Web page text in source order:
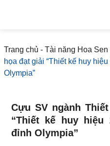
Trang chủ - Tài năng Hoa Sen
họa đạt giải “Thiết kế huy
Olympia”
Cựu SV ngành
“Thiết kế huy
đỉnh Olympia”